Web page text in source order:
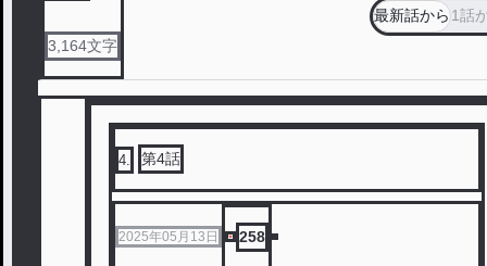
3,164文字
最新話から1話
4 第4話
2025年05月13日 258